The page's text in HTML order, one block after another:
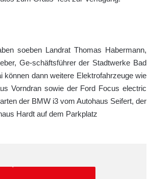
soeben Landrat Thomas Habermann,
Ge-schäftsführer der Stadtwerke Bad
dann weitere Elektrofahrzeuge wie
Vorndran sowie der Ford Focus electric
der BMW i3 vom Autohaus Seifert, der
Hardt auf dem Parkplatz